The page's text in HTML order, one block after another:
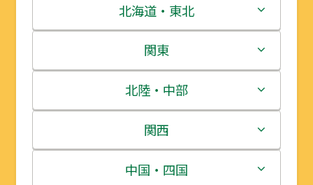
北海道・東北
北海道
青森県
岩手県
宮城県
関東
茨城県
栃木県
群馬県
北陸・中部
新潟県
富山県
関西
三重県
中国・四国